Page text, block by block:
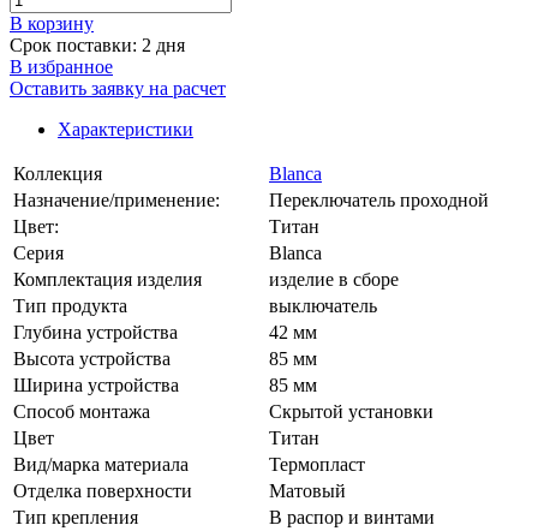
В корзинy
Срок поставки: 2 дня
В избранное
Оставить заявку на расчет
Характеристики
Коллекция
Blanca
Назначение/применение:
Переключатель проходной
Цвет:
Титан
Серия
Blanca
Комплектация изделия
изделие в сборе
Тип продукта
выключатель
Глубина устройства
42 мм
Высота устройства
85 мм
Ширина устройства
85 мм
Способ монтажа
Скрытой установки
Цвет
Титан
Вид/марка материала
Термопласт
Отделка поверхности
Матовый
Тип крепления
В распор и винтами